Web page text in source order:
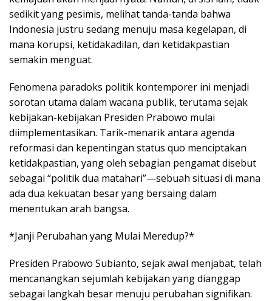
sedikit yang pesimis, melihat tanda-tanda bahwa
Indonesia justru sedang menuju masa kegelapan, di
mana korupsi, ketidakadilan, dan ketidakpastian
semakin menguat.
Fenomena paradoks politik kontemporer ini menjadi
sorotan utama dalam wacana publik, terutama sejak
kebijakan-kebijakan Presiden Prabowo mulai
diimplementasikan. Tarik-menarik antara agenda
reformasi dan kepentingan status quo menciptakan
ketidakpastian, yang oleh sebagian pengamat disebut
sebagai “politik dua matahari”—sebuah situasi di mana
ada dua kekuatan besar yang bersaing dalam
menentukan arah bangsa.
*Janji Perubahan yang Mulai Meredup?*
Presiden Prabowo Subianto, sejak awal menjabat, telah
mencanangkan sejumlah kebijakan yang dianggap
sebagai langkah besar menuju perubahan signifikan.